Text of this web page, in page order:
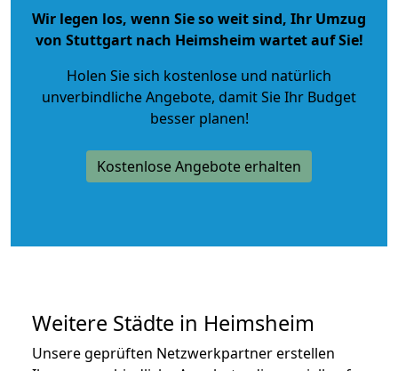
Wir legen los, wenn Sie so weit sind, Ihr Umzug
von Stuttgart nach Heimsheim wartet auf Sie!
Holen Sie sich kostenlose und natürlich
unverbindliche Angebote, damit Sie Ihr Budget
besser planen!
Kostenlose Angebote erhalten
Weitere Städte in Heimsheim
Unsere geprüften Netzwerkpartner erstellen